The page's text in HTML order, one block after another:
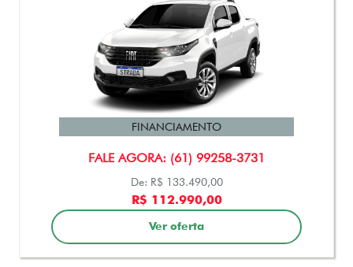
Ver oferta
STRADA
STRADA FREEDOM CABINE DUPLA 1.3 FLEX 2026
FINANCIAMENTO